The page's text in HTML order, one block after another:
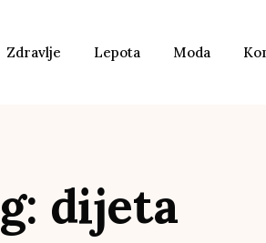
Zdravlje Lepota Moda
dijeta